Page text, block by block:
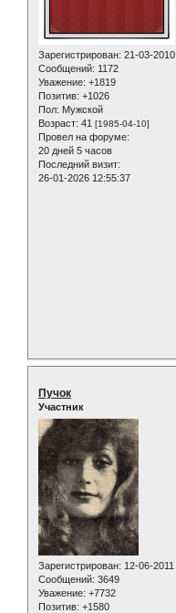
Зарегистрирован: 21-03-2010
Сообщений: 1172
Уважение: +1819
Позитив: +1026
Пол: Мужской
Возраст: 41 [1985-04-10]
Провел на форуме:
20 дней 5 часов
Последний визит:
26-01-2026 12:55:37
Пучок
Участник
Зарегистрирован: 12-06-2011
Сообщений: 3649
Уважение: +7732
Позитив: +1580